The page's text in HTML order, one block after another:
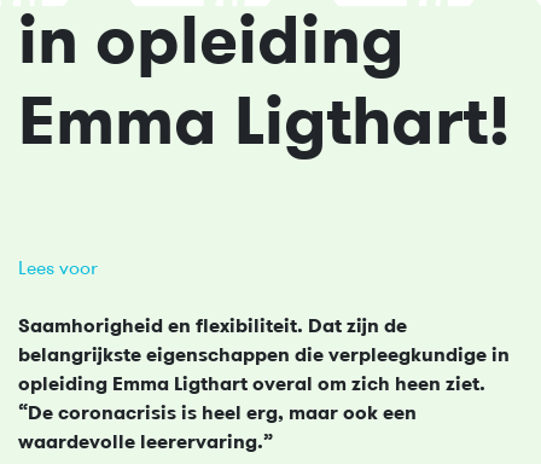
in opleiding
Emma Ligthart!
Lees voor
Saamhorigheid en flexibiliteit. Dat zijn de
belangrijkste eigenschappen die verpleegkundige in
opleiding Emma Ligthart overal om zich heen ziet.
“De coronacrisis is heel erg, maar ook een
waardevolle leerervaring.”